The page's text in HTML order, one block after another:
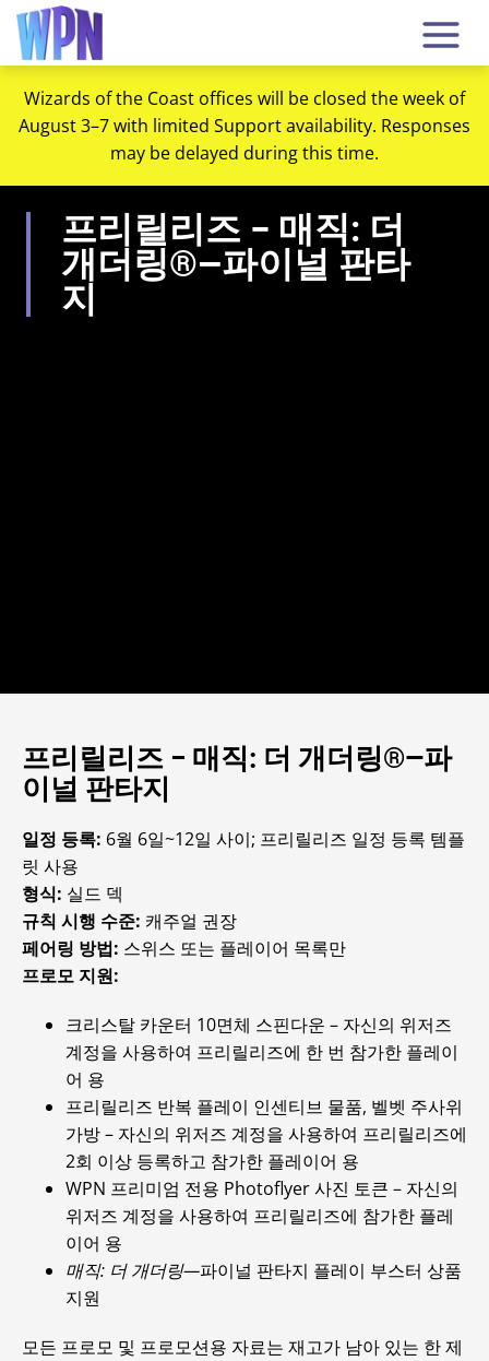
Wizards of the Coast offices will be closed the week of
August 3–7 with limited Support availability. Responses
may be delayed during this time.
프리릴리즈 – 매직: 더
개더링®—파이널 판타
지
프리릴리즈 – 매직: 더 개더링®—파
이널 판타지
일정 등록: 6월 6일~12일 사이; 프리릴리즈 일정 등록 템플
릿 사용
형식: 실드 덱
규칙 시행 수준: 캐주얼 권장
페어링 방법: 스위스 또는 플레이어 목록만
프로모 지원:
크리스탈 카운터 10면체 스핀다운 – 자신의 위저즈
계정을 사용하여 프리릴리즈에 한 번 참가한 플레이
어 용
프리릴리즈 반복 플레이 인센티브 물품, 벨벳 주사위
가방 – 자신의 위저즈 계정을 사용하여 프리릴리즈에
2회 이상 등록하고 참가한 플레이어 용
WPN 프리미엄 전용 Photoflyer 사진 토큰 – 자신의
위저즈 계정을 사용하여 프리릴리즈에 참가한 플레
이어 용
매직: 더 개더링—파이널 판타지 플레이 부스터 상품
지원
모든 프로모 및 프로모션용 자료는 재고가 남아 있는 한 제